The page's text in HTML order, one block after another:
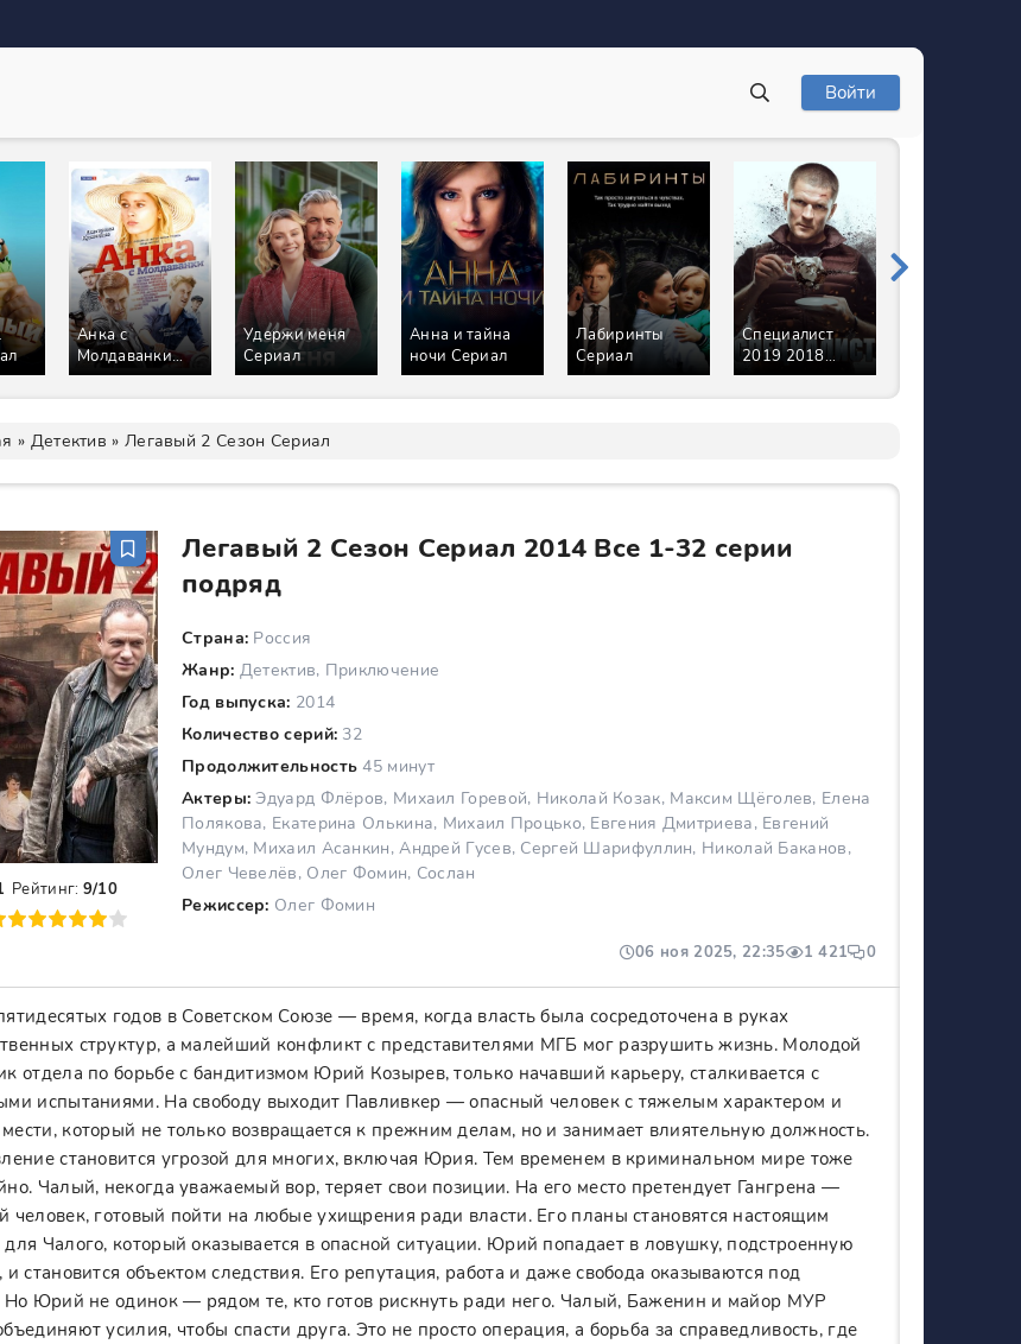
Войти
Анка с
Молдаванки
Сериал
Удержи меня
Сериал
Анна и тайна
ночи Сериал
Лабиринты
Сериал
Специалист
2019 2018
Сериал
» Детектив » Легавый 2 Сезон Сериал
Легавый 2 Сезон Сериал 2014 Все 1-32 серии
подряд
Страна: Россия
Жанр: Детектив, Приключение
Год выпуска: 2014
Количество серий: 32
Продолжительность 45 минут
Актеры: Эдуард Флёров, Михаил Горевой, Николай Козак, Максим Щёголев, Елена
Полякова, Екатерина Олькина, Михаил Процько, Евгения Дмитриева, Евгений
Мундум, Михаил Асанкин, Андрей Гусев, Сергей Шарифуллин, Николай Баканов,
Олег Чевелёв, Олег Фомин, Сослан
Режиссер: Олег Фомин
06 ноя 2025, 22:35 1 421 0
Рейтинг: 9/10
годов в Советском Союзе — время, когда власть была сосредоточена в руках
структур, а малейший конфликт с представителями МГБ мог разрушить жизнь. Молодой
отдела по борьбе с бандитизмом Юрий Козырев, только начавший карьеру, сталкивается с
испытаниями. На свободу выходит Павливкер — опасный человек с тяжелым характером и
который не только возвращается к прежним делам, но и занимает влиятельную должность.
становится угрозой для многих, включая Юрия. Тем временем в криминальном мире тоже
Чалый, некогда уважаемый вор, теряет свои позиции. На его место претендует Гангрена —
человек, готовый пойти на любые ухищрения ради власти. Его планы становятся настоящим
Чалого, который оказывается в опасной ситуации. Юрий попадает в ловушку, подстроенную
и становится объектом следствия. Его репутация, работа и даже свобода оказываются под
Но Юрий не одинок — рядом те, кто готов рискнуть ради него. Чалый, Баженин и майор МУР
усилия, чтобы спасти друга. Это не просто операция, а борьба за справедливость, где